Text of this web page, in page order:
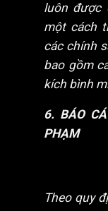
luôn được
một cách
các chính
bao gồm
kích bình
6. BÁO
PHẠM
Theo quy